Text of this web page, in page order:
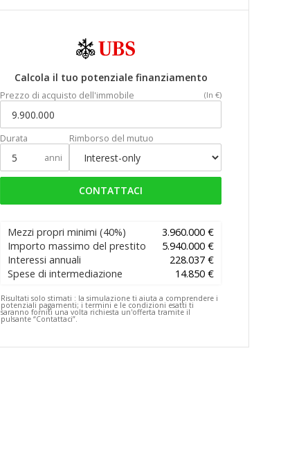
Calcola il tuo potenziale finanziamento
Prezzo di acquisto dell'immobile (In €)
Durata
anni
Rimborso del mutuo
CONTATTACI
Mezzi propri minimi (40%)
3.960.000 €
Importo massimo del prestito
5.940.000 €
Interessi annuali
228.037 €
Spese di intermediazione
14.850 €
Risultati solo stimati : la simulazione ti aiuta a comprendere i
potenziali pagamenti; i termini e le condizioni esatti ti
saranno forniti una volta richiesta un'offerta tramite il
pulsante “Contattaci”.